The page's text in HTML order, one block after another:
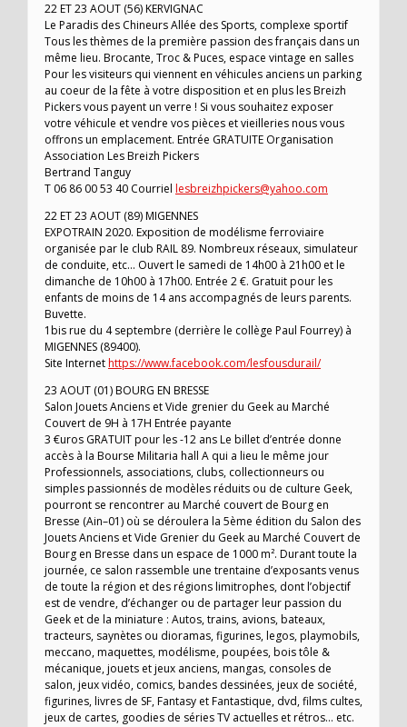
22 ET 23 AOUT (56) KERVIGNAC
Le Paradis des Chineurs Allée des Sports, complexe sportif
Tous les thèmes de la première passion des français dans un
même lieu. Brocante, Troc & Puces, espace vintage en salles
Pour les visiteurs qui viennent en véhicules anciens un parking
au coeur de la fête à votre disposition et en plus les Breizh
Pickers vous payent un verre ! Si vous souhaitez exposer
votre véhicule et vendre vos pièces et vieilleries nous vous
offrons un emplacement. Entrée GRATUITE Organisation
Association Les Breizh Pickers
Bertrand Tanguy
T 06 86 00 53 40 Courriel lesbreizhpickers@yahoo.com
22 ET 23 AOUT (89) MIGENNES
EXPOTRAIN 2020. Exposition de modélisme ferroviaire
organisée par le club RAIL 89. Nombreux réseaux, simulateur
de conduite, etc… Ouvert le samedi de 14h00 à 21h00 et le
dimanche de 10h00 à 17h00. Entrée 2 €. Gratuit pour les
enfants de moins de 14 ans accompagnés de leurs parents.
Buvette.
1bis rue du 4 septembre (derrière le collège Paul Fourrey) à
MIGENNES (89400).
Site Internethttps://www.facebook.com/lesfousdurail/
23 AOUT (01) BOURG EN BRESSE
Salon Jouets Anciens et Vide grenier du Geek au Marché
Couvert de 9H à 17H Entrée payante
3 €uros GRATUIT pour les -12 ans Le billet d’entrée donne
accès à la Bourse Militaria hall A qui a lieu le même jour
Professionnels, associations, clubs, collectionneurs ou
simples passionnés de modèles réduits ou de culture Geek,
pourront se rencontrer au Marché couvert de Bourg en
Bresse (Ain–01) où se déroulera la 5ème édition du Salon des
Jouets Anciens et Vide Grenier du Geek au Marché Couvert de
Bourg en Bresse dans un espace de 1000 m². Durant toute la
journée, ce salon rassemble une trentaine d’exposants venus
de toute la région et des régions limitrophes, dont l’objectif
est de vendre, d’échanger ou de partager leur passion du
Geek et de la miniature : Autos, trains, avions, bateaux,
tracteurs, saynètes ou dioramas, figurines, legos, playmobils,
meccano, maquettes, modélisme, poupées, bois tôle &
mécanique, jouets et jeux anciens, mangas, consoles de
salon, jeux vidéo, comics, bandes dessinées, jeux de société,
figurines, livres de SF, Fantasy et Fantastique, dvd, films cultes,
jeux de cartes, goodies de séries TV actuelles et rétros… etc.